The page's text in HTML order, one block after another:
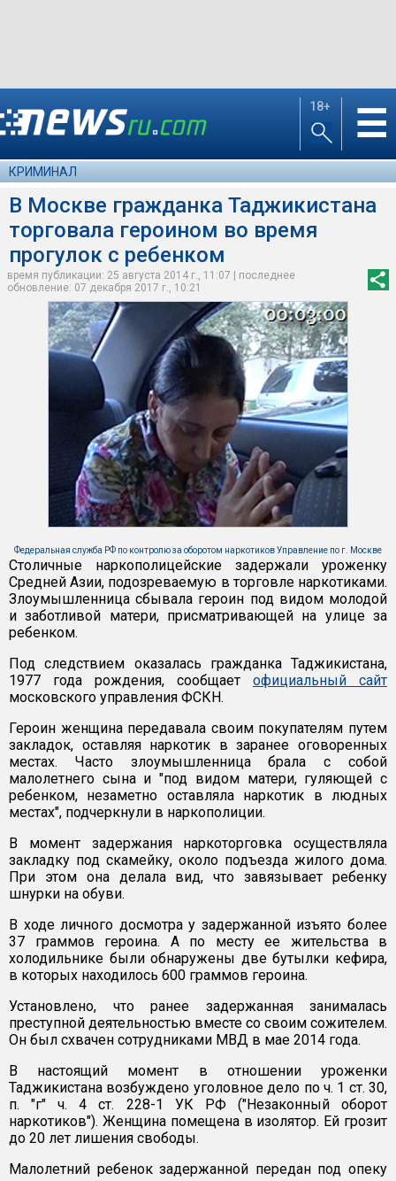
18+ ☰
КРИМИНАЛ
В Москве гражданка Таджикистана
торговала героином во время
прогулок с ребенком
время публикации: 25 августа 2014 г., 11:07 | последнее
обновление: 07 декабря 2017 г., 10:21
Федеральная служба РФ по контролю за оборотом наркотиков Управление по г. Москве
Столичные наркополицейские задержали уроженку
Средней Азии, подозреваемую в торговле наркотиками.
Злоумышленница сбывала героин под видом молодой
и заботливой матери, присматривающей на улице за
ребенком.
Под следствием оказалась гражданка Таджикистана,
1977 года рождения, сообщает официальный сайт
московского управления ФСКН.
Героин женщина передавала своим покупателям путем
закладок, оставляя наркотик в заранее оговоренных
местах. Часто злоумышленница брала с собой
малолетнего сына и "под видом матери, гуляющей с
ребенком, незаметно оставляла наркотик в людных
местах", подчеркнули в наркополиции.
В момент задержания наркоторговка осуществляла
закладку под скамейку, около подъезда жилого дома.
При этом она делала вид, что завязывает ребенку
шнурки на обуви.
В ходе личного досмотра у задержанной изъято более
37 граммов героина. А по месту ее жительства в
холодильнике были обнаружены две бутылки кефира,
в которых находилось 600 граммов героина.
Установлено, что ранее задержанная занималась
преступной деятельностью вместе со своим сожителем.
Он был схвачен сотрудниками МВД в мае 2014 года.
В настоящий момент в отношении уроженки
Таджикистана возбуждено уголовное дело по ч. 1 ст. 30,
п. "г" ч. 4 ст. 228-1 УК РФ ("Незаконный оборот
наркотиков"). Женщина помещена в изолятор. Ей грозит
до 20 лет лишения свободы.
Малолетний ребенок задержанной передан под опеку